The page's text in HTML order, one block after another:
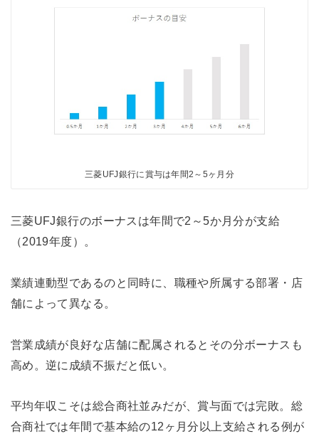
三菱UFJ銀行に賞与は年間2～5ヶ月分
三菱UFJ銀行のボーナスは年間で2～5か月分が支給
（2019年度）。
業績連動型であるのと同時に、職種や所属する部署・店
舗によって異なる。
営業成績が良好な店舗に配属されるとその分ボーナスも
高め。逆に成績不振だと低い。
平均年収こそは総合商社並みだが、賞与面では完敗。総
合商社では年間で基本給の12ヶ月分以上支給される例が